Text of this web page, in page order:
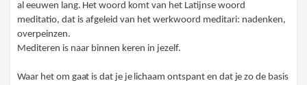
aleeuwen lang. Hetwoord komt van het Latijnse woord
meditatio, dat is afgeleid van het werkwoord meditari: nadenken,
overpeinzen.
Mediteren is naar binnen keren in jezelf.
Waar het om gaat isdat je je lichaam ontspant en dat jezo de basis